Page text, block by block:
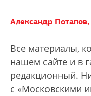
Александр Потапов,
Все материалы,
нашем сайте и в
редакционный.
с «Московскими